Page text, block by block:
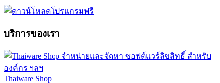
บริการของเรา
Thaiware Shop